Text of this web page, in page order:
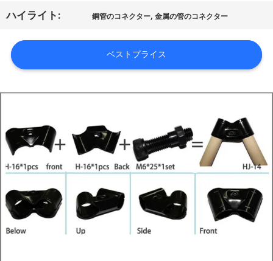
場
ツ
ア
ー
品
質
管
理
ハイライト: 鋼管のコネクター,金属の管のコネクター
ベストプライス